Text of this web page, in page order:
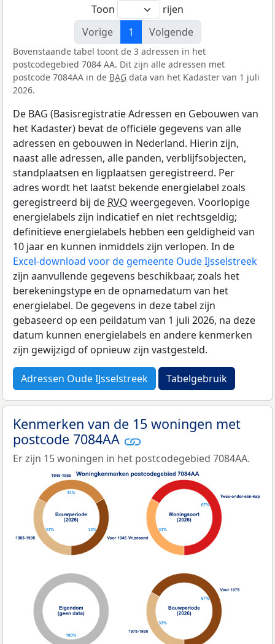
Toon
rijen
Vorige
1 Volgende
Bovenstaande tabel toont de 3 adressen in het
postcodegebied 7084 AA. Dit zijn alle adressen met
postcode 7084AA in de BAG data van het Kadaster van 1 juli
2026.
De BAG (Basisregistratie Adressen en Gebouwen van
het Kadaster) bevat de officiële gegevens van alle
adressen en gebouwen in Nederland. Hierin zijn,
naast alle adressen, alle panden, verblijfsobjecten,
standplaatsen en ligplaatsen geregistreerd. Per
adres wordt het laatst bekende energielabel zoals
geregistreerd bij de RVO weergegeven. Voorlopige
energielabels zijn indicatief en niet rechtsgeldig;
definitieve energielabels hebben een geldigheid van
10 jaar en kunnen inmiddels zijn verlopen. In de
Excel-download voor de gemeente Oude IJsselstreek
zijn aanvullende gegevens beschikbaar, zoals het
berekeningstype en de opnamedatum van het
energielabel. De gegevens in deze tabel zijn
gebaseerd op een peildatum van 1 juli 2026, na deze
datum kunnen energielabels en andere kenmerken
zijn gewijzigd of opnieuw zijn vastgesteld.
Adressen Oude IJsselstreek Tabelgebruik
Kenmerken van de 15 woningen met
postcode 7084AA
Er zijn 15 woningen in het postcodegebied 7084AA.